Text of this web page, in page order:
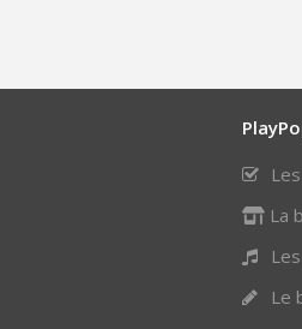
La
Le